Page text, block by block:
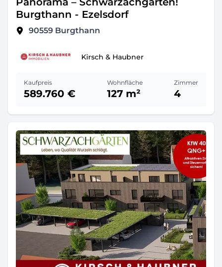
Burgthann - Ezelsdorf
90559 Burgthann
Kirsch & Haubner
Kaufpreis
589.760 €
Wohnfläche
127 m²
Zimmer
4